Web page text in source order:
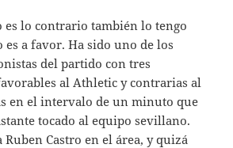
es lo contrario también lo tengo
es a favor. Ha sido uno de los
del partido con tres
al Athletic y contrarias al
en el intervalo de un minuto que
tocado al equipo sevillano.
Ruben Castro en el área, y quizá